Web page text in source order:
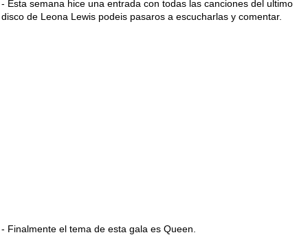
- Esta semana hice una entrada con todas las canciones del ultimo
disco de Leona Lewis podeis pasaros a escucharlas y comentar.
- Finalmente el tema de esta gala es Queen.